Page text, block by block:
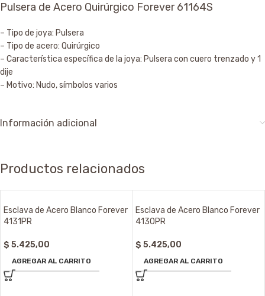
Pulsera de Acero Quirúrgico Forever 61164S
– Tipo de joya: Pulsera
– Tipo de acero: Quirúrgico
– Característica específica de la joya: Pulsera con cuero trenzado y 1
dije
– Motivo: Nudo, símbolos varios
Información adicional
Productos relacionados
Esclava de Acero Blanco Forever
4131PR
$ 5.425,00
AGREGAR AL CARRITO
Esclava de Acero Blanco Forever
4130PR
$ 5.425,00
AGREGAR AL CARRITO